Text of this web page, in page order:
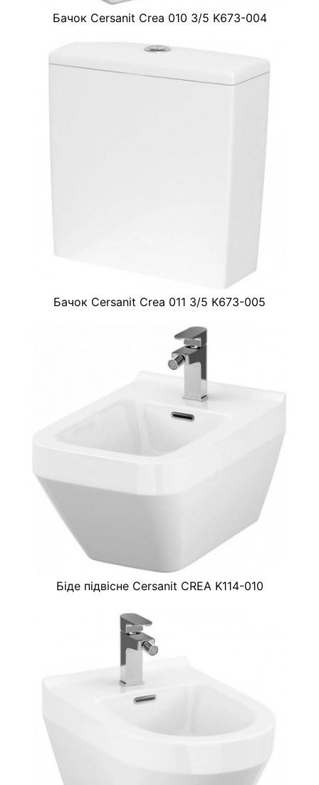
Бачок Cersanit Crea 010 3/5 K673-004
Бачок Cersanit Crea 011 3/5 K673-005
Біде підвісне Cersanit CREA K114-010